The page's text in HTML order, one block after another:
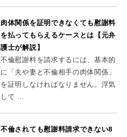
肉体関係を証明できなくても慰謝料
を払ってもらえるケースとは【元弁
護士が解説】
不倫慰謝料を請求するには、基本的
に「夫や妻と不倫相手の肉体関係」
を証明しなければなりません。浮気
して …
不倫されても慰謝料請求できない8